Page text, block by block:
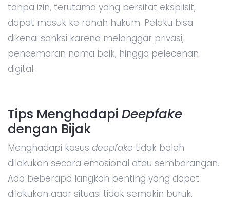
tanpa izin, terutama yang bersifat eksplisit,
dapat masuk ke ranah hukum. Pelaku bisa
dikenai sanksi karena melanggar privasi,
pencemaran nama baik, hingga pelecehan
digital.
Tips Menghadapi Deepfake
dengan Bijak
Menghadapi kasus deepfake tidak boleh
dilakukan secara emosional atau sembarangan.
Ada beberapa langkah penting yang dapat
dilakukan agar situasi tidak semakin buruk.